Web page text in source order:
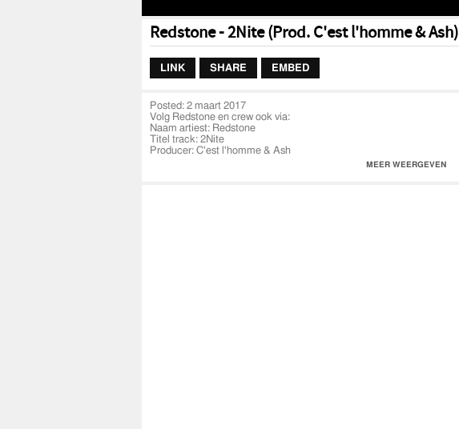
Redstone - 2Nite (Prod. C'est l'homme & Ash)
LINK SHARE EMBED
Posted: 2 maart 2017
Volg Redstone en crew ook via:
Naam artiest: Redstone
Titel track: 2Nite
Producer: C'est l'homme & Ash
MEER WEERGEVEN